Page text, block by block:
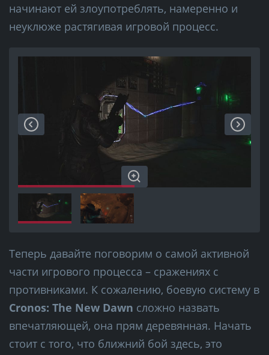
начинают ей злоупотреблять, намеренно и
неуклюже растягивая игровой процесс.
Теперь давайте поговорим о самой активной
части игрового процесса – сражениях с
противниками. К сожалению, боевую систему в
Cronos: The New Dawn сложно назвать
впечатляющей, она прям деревянная. Начать
стоит с того, что ближний бой здесь, это